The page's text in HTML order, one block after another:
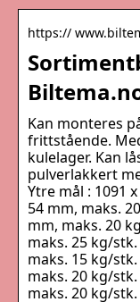
https://
Kan monteres
frittstående.
kulelager. Kan
pulverlakkert
Ytre mål : 1091
54 mm, maks.
mm, maks. 20
maks. 25 kg/
maks. 15 kg/
maks. 20 kg/
maks. 20 kg/stk.